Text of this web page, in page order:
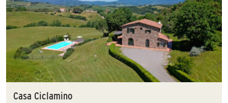
Casa Ciclamino